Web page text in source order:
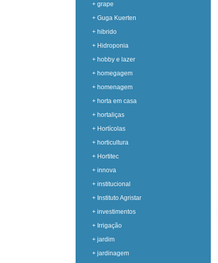
+ grape
+ Guga Kuerten
+ hibrido
+ Hidroponia
+ hobby e lazer
+ homegagem
+ homenagem
+ horta em casa
+ hortaliças
+ Hortícolas
+ horticultura
+ Hortitec
+ innova
+ institucional
+ Instituto Agristar
+ investimentos
+ Irrigação
+ jardim
+ jardinagem